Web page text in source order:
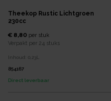
Theekop Rustic Lichtgroen
230cc
€ 8,80 per stuk
Verpakt per 24 stuks
Inhoud: 0,23L
854167
Direct leverbaar